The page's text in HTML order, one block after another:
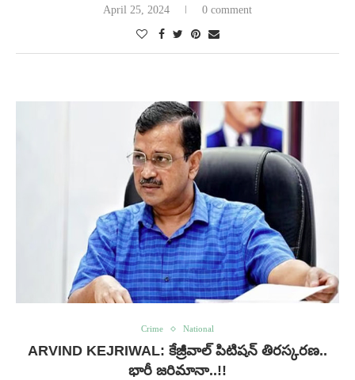
April 25, 2024 0 comment
Crime National
ARVIND KEJRIWAL: కేజ్రీవాల్‌ పిటిషన్‌ తిరస్కరణ..
భారీ జరిమానా..!!